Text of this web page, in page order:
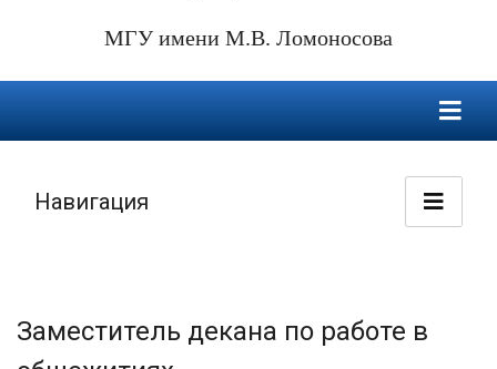
МГУ имени М.В. Ломоносова
Навигация
Заместитель декана по работе в